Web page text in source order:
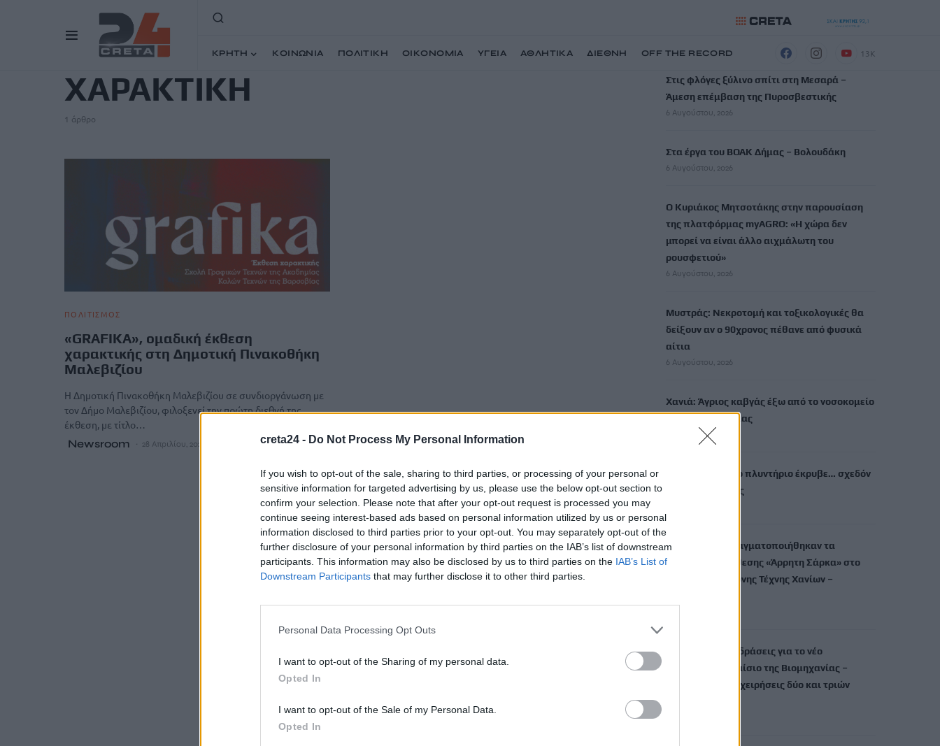
creta24 - Do Not Process My Personal Information
If you wish to opt-out of the sale, sharing to third parties, or processing of your personal or
sensitive information for targeted advertising by us, please use the below opt-out section to
confirm your selection. Please note that after your opt-out request is processed you may
continue seeing interest-based ads based on personal information utilized by us or personal
information disclosed to third parties prior to your opt-out. You may separately opt-out of the
further disclosure of your personal information by third parties on the IAB’s list of downstream
participants. This information may also be disclosed by us to third parties on the IAB’s List of
Downstream Participants that may further disclose it to other third parties.
Personal Data Processing Opt Outs
I want to opt-out of the Sharing of my personal data.
Opted In
I want to opt-out of the Sale of my Personal Data.
Opted In
ΚΡΗΤΗ ΚΟΙΝΩΝΙΑ ΠΟΛΙΤΙΚΗ ΟΙΚΟΝΟΜΙΑ ΥΓΕΙΑ ΑΘΛΗΤΙΚΑ ΔΙΕΘΝΗ OFF THE RECORD 13K
ΧΑΡΑΚΤΙΚΗ
1 άρθρο
ΠΟΛΙΤΙΣΜΟΣ
«GRAFIKA», ομαδική έκθεση
χαρακτικής στη Δημοτική Πινακοθήκη
Μαλεβιζίου
Η Δημοτική Πινακοθήκη Μαλεβιζίου σε συνδιοργάνωση με
τον Δήμο Μαλεβιζίου, φιλοξενεί την πρώτη διεθνή της
έκθεση, με τίτλο…
Newsroom 28 Απριλίου, 2026
ΡΟΗ ΕΙΔΗΣΕΩΝ
Στις φλόγες ξύλινο σπίτι στη Μεσαρά –
Άμεση επέμβαση της Πυροσβεστικής
6 Αυγούστου, 2026
Στα έργα του ΒΟΑΚ Δήμας – Βολουδάκη
6 Αυγούστου, 2026
Ο Κυριάκος Μητσοτάκης στην παρουσίαση
της πλατφόρμας myAGRO: «Η χώρα δεν
μπορεί να είναι άλλο αιχμάλωτη του
ρουσφετιού»
6 Αυγούστου, 2026
Μυστράς: Νεκροτομή και τοξικολογικές θα
δείξουν αν ο 90χρονος πέθανε από φυσικά
αίτια
6 Αυγούστου, 2026
Χανιά: Άγριος καβγάς έξω από το νοσοκομείο
– Ένας τραυματίας
6 Αυγούστου, 2026
Θεσσαλονίκη: Το πλυντήριο έκρυβε… σχεδόν
ένα κιλό ηρωίνης
Με επιτυχία πραγματοποιήθηκαν τα
εγκαίνια της έκθεσης «Άρρητη Σάρκα» στο
Μουσείο Σύγχρονης Τέχνης Χανίων –
ΠΑΣΕΒΙΠΕ: Αντιδράσεις για το νέο
Χωροταξικό Πλαίσιο της Βιομηχανίας –
«Δημιουργεί επιχειρήσεις δύο και τριών